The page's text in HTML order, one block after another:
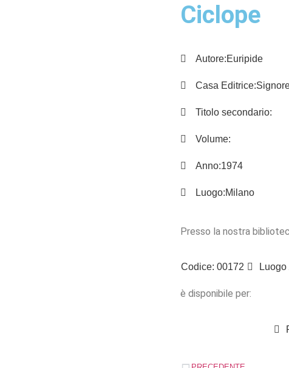
Ciclope
Autore:Euripide
Casa Editrice:
Titolo secondario:
Volume:
Anno:1974
Luogo:Milano
Presso la nostra
Codice: 00172
è disponibile per: